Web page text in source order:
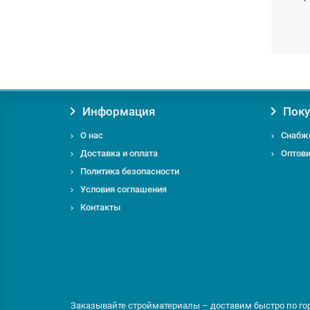
Если
Информация
О нас
Доставка и оплата
Политика безопасности
Условия соглашения
Контакты
Заказывайте стройматериалы – доставим быстро по